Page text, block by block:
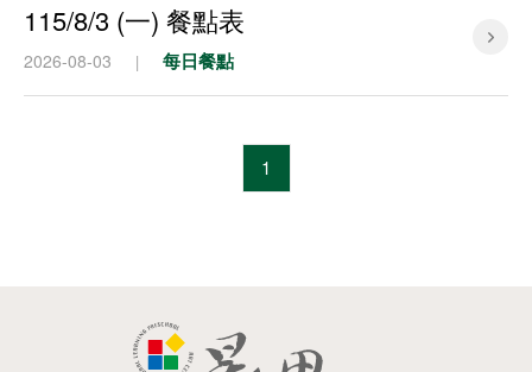
115/8/3 (一) 餐點表
2026-08-03 | 每日餐點
1